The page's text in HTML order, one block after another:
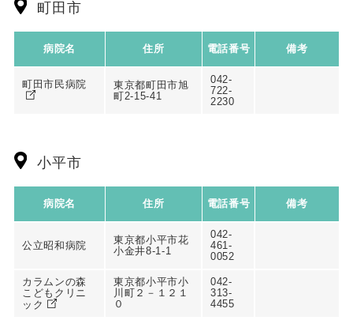
町田市
病院名 住所 電話番号 備考
町田市民病院
東京都町田市旭
町2-15-41
042-
722-
2230
小平市
病院名 住所 電話番号 備考
公立昭和病院
東京都小平市花
小金井8-1-1
042-
461-
0052
カラムンの森
こどもクリニ
ック
東京都小平市小
川町２－１２１
０
042-
313-
4455